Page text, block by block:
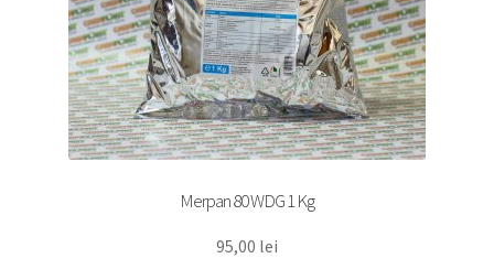
Merpan 80 WDG 1 Kg
95,00 lei